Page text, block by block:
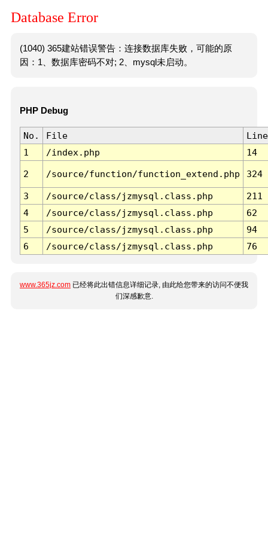
Database Error
(1040) 365建站错误警告：连接数据库失败，可能的原
因：1、数据库密码不对; 2、mysql未启动。
PHP Debug
No. File
Line
1
/index.php 14
2 /source/function/function_extend.php 324
3 /source/class/jzmysql.class.php
211
4
/source/class/jzmysql.class.php
62
5
/source/class/jzmysql.class.php
94
6
/source/class/jzmysql.class.php 76
www.365jz.com 已经将此出错信息详细记录, 由此给您带来的访问不便我
们深感歉意.